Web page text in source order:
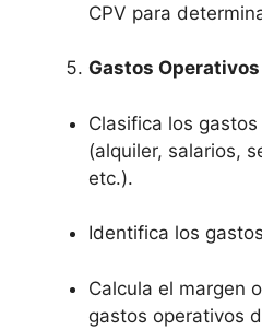
CPV para
Gastos Operativos
Clasifica los
(alquiler, salarios,
etc.).
Identifica los
Calcula el margen
gastos operativos